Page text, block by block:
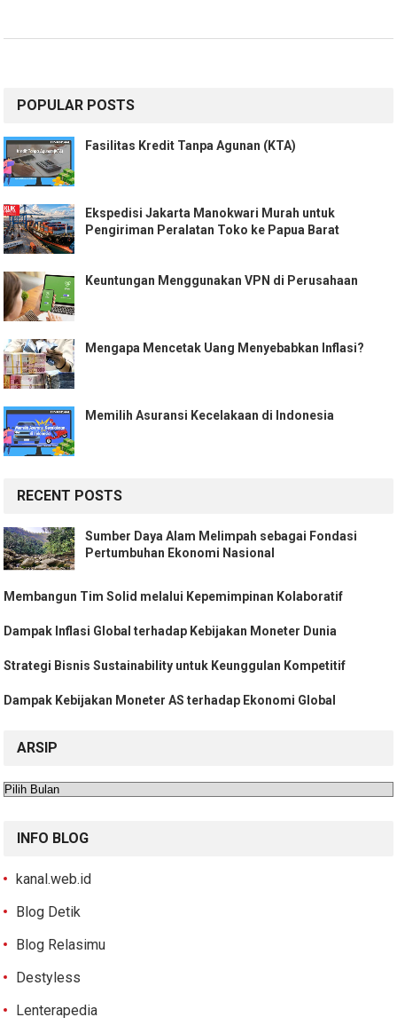
POPULAR POSTS
Fasilitas Kredit Tanpa Agunan (KTA)
Ekspedisi Jakarta Manokwari Murah untuk
Pengiriman Peralatan Toko ke Papua Barat
Keuntungan Menggunakan VPN di Perusahaan
Mengapa Mencetak Uang Menyebabkan Inflasi?
Memilih Asuransi Kecelakaan di Indonesia
RECENT POSTS
Sumber Daya Alam Melimpah sebagai Fondasi
Pertumbuhan Ekonomi Nasional
Membangun Tim Solid melalui Kepemimpinan Kolaboratif
Dampak Inflasi Global terhadap Kebijakan Moneter Dunia
Strategi Bisnis Sustainability untuk Keunggulan Kompetitif
Dampak Kebijakan Moneter AS terhadap Ekonomi Global
ARSIP
Arsip
INFO BLOG
kanal.web.id
Blog Detik
Blog Relasimu
Destyless
Lenterapedia